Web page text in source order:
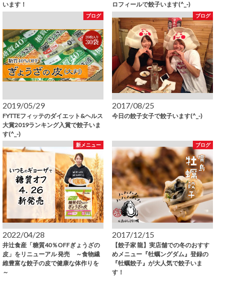
います！
ロフィールで餃子います(^_-)
ブログ
2019/05/29
FYTTEフィッテのダイエット&ヘルス
大賞2019ランキング入賞で餃子いま
す(^_-)
ブログ
2017/08/25
今日の餃子女子で餃子います(^_-)
新メニュー
2022/04/28
井辻食産「糖質40％OFFぎょうざの
皮」をリニューアル 発売 ～食物繊
維豊富な餃子の皮で健康な体作りを
～
ブログ
2017/12/15
【餃子家 龍】実店舗での冬のおすす
めメニュー『牡蠣ングダム』登録の
『牡蠣餃子』が大人気で餃子いま
す！